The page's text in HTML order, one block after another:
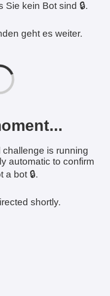
kein Bot sind 🔒.
geht es weiter.
is running
automatic to confirm
a bot 🔒.
shortly.